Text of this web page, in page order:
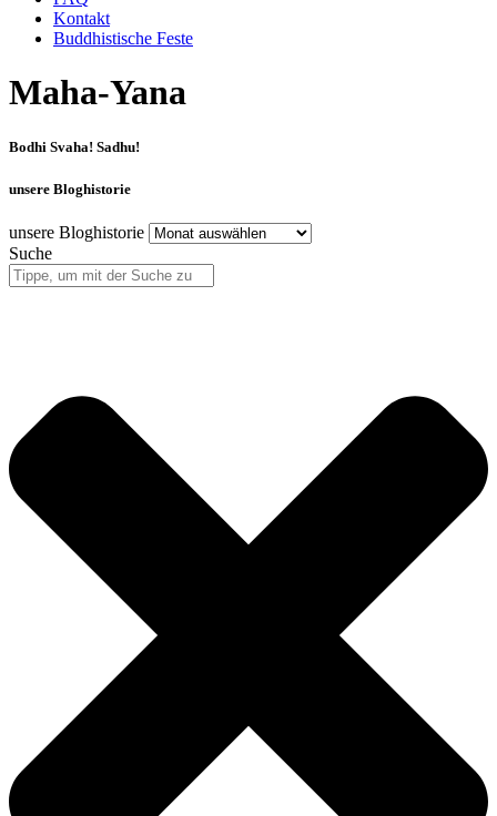
Kontakt
Buddhistische Feste
Maha-Yana
Bodhi Svaha! Sadhu!
unsere Bloghistorie
unsere Bloghistorie
Suche